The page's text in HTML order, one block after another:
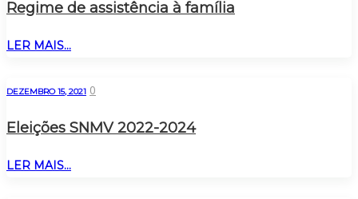
Regime de assistência à família
LER MAIS...
DEZEMBRO 15, 2021 0
Eleições SNMV 2022-2024
LER MAIS...